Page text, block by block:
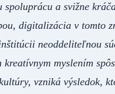
spoluprácu a svižne
digitalizácia v tomto
neoddeliteľnou
kreatívnym myslením
vzniká výsledok,